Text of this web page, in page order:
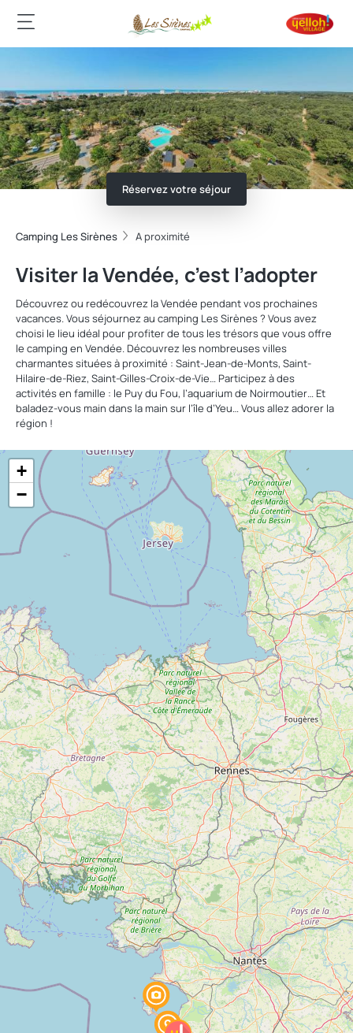
Réservez votre séjour
Camping Les Sirènes A proximité
Visiter la Vendée, c’est l’adopter
Découvrez ou redécouvrez la Vendée pendant vos prochaines
vacances. Vous séjournez au camping Les Sirènes ? Vous avez
choisi le lieu idéal pour profiter de tous les trésors que vous offre
le camping en Vendée. Découvrez les nombreuses villes
charmantes situées à proximité : Saint-Jean-de-Monts, Saint-
Hilaire-de-Riez, Saint-Gilles-Croix-de-Vie… Participez à des
activités en famille : le Puy du Fou, l’aquarium de Noirmoutier… Et
baladez-vous main dans la main sur l’île d’Yeu… Vous allez adorer la
région !
+
−